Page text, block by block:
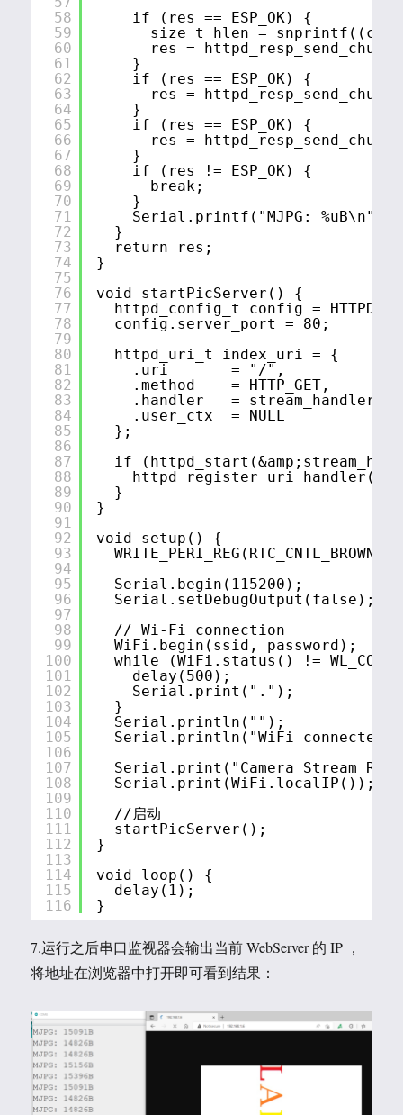
58
59
60
61
62
63
64
65
66
67
68
69
70
71
72
73
74
75
76
77
78
79
80
81
82
83
84
85
86
87
88
89
90
91
92
93
94
95
96
97
98
99
100
101
102
103
104
105
106
107
108
109
110
111
112
113
114
115
116
if (res == ESP_OK) {
size_t hlen = snprintf((char
res =
}
if (res == ESP_OK) {
res =
}
if (res == ESP_OK) {
res =
}
if (res != ESP_OK) {
break;
}
Serial.printf("MJPG:
}
return res;
}
void startPicServer() {
httpd_config_t config =
config.server_port = 80;
httpd_uri_t index_uri = {
.uri       = "/",
.method    = HTTP_GET,
.handler   = stream_handler,
.user_ctx  = NULL
};
if
}
}
void setup() {
Serial.begin(115200);
Serial.setDebugOutput(false);
// Wi-Fi connection
WiFi.begin(ssid, password);
while (WiFi.status() !=
delay(500);
Serial.print(".");
}
Serial.println("");
Serial.println("WiFi
Serial.print("Camera Stream
Serial.print(WiFi.localIP());
//启动
startPicServer();
}
void loop() {
delay(1);
}
7.运行之后串口监视器会输出当前 WebServer 的 IP ，
将地址在浏览器中打开即可看到结果：